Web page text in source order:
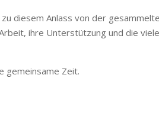
diesem Anlass von der
ihre Unterstützung und die
gemeinsame Zeit.